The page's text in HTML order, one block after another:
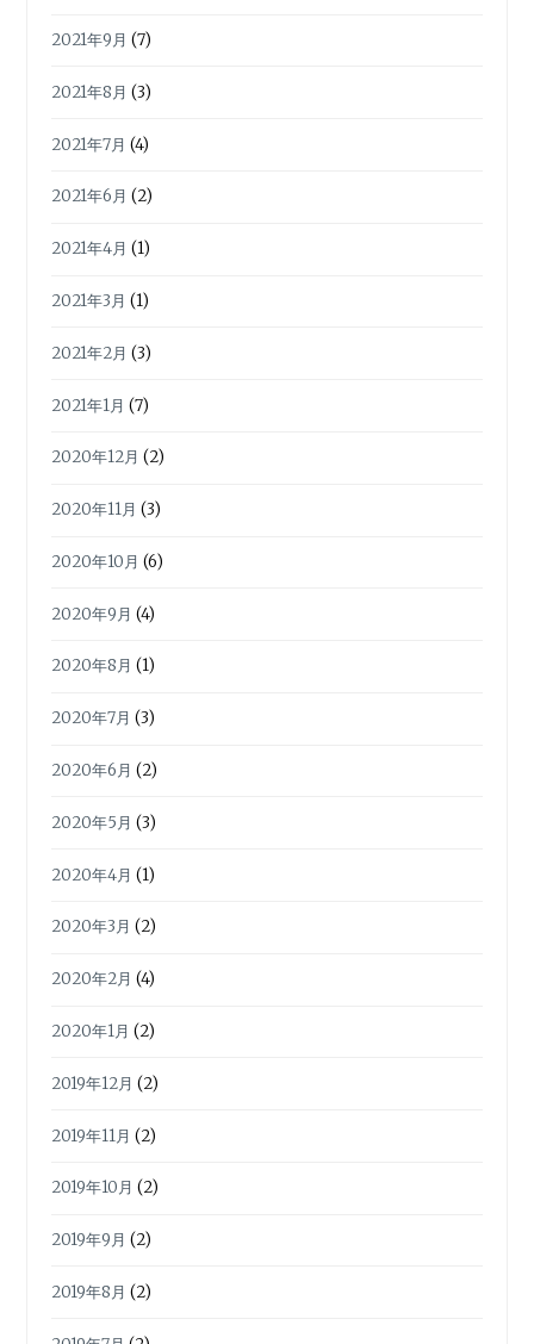
2021年9月 (7)
2021年8月 (3)
2021年7月 (4)
2021年6月 (2)
2021年4月 (1)
2021年3月 (1)
2021年2月 (3)
2021年1月 (7)
2020年12月 (2)
2020年11月 (3)
2020年10月 (6)
2020年9月 (4)
2020年8月 (1)
2020年7月 (3)
2020年6月 (2)
2020年5月 (3)
2020年4月 (1)
2020年3月 (2)
2020年2月 (4)
2020年1月 (2)
2019年12月 (2)
2019年11月 (2)
2019年10月 (2)
2019年9月 (2)
2019年8月 (2)